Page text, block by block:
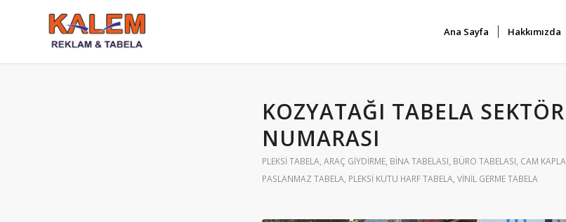
Ana Sayfa Hakkımızda
KOZYATAĞI TABELA
NUMARASI
PLEKSI TABELA, ARAÇ GIYDIRME, BINA TABELASI, BÜRO TABELASI, CAM
PASLANMAZ TABELA, PLEKSI KUTU HARF TABELA, VINIL GERME TABELA